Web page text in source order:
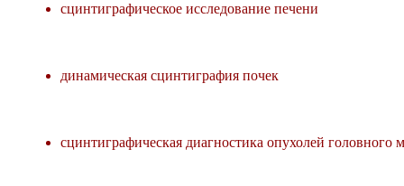
сцинтиграфическое исследование печени
динамическая сцинтиграфия почек
сцинтиграфическая диагностика опухолей головного